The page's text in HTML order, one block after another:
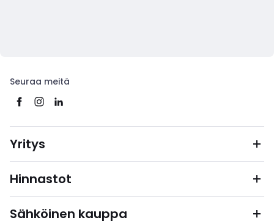
Seuraa meitä
Yritys
Hinnastot
Sähköinen kauppa